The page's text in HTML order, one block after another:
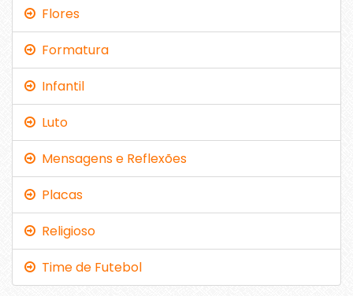
Flores
Formatura
Infantil
Luto
Mensagens e Reflexões
Placas
Religioso
Time de Futebol